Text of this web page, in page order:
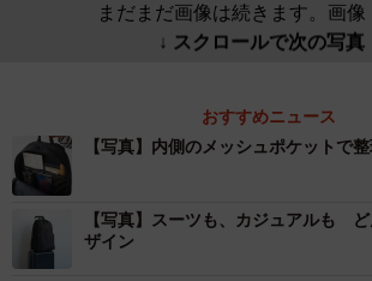
まだまだ画像は続きます。画像
↓ スクロールで次の写真
おすすめニュース
【写真】内側のメッシュポケットで
【写真】スーツも、カジュアルも
ザイン